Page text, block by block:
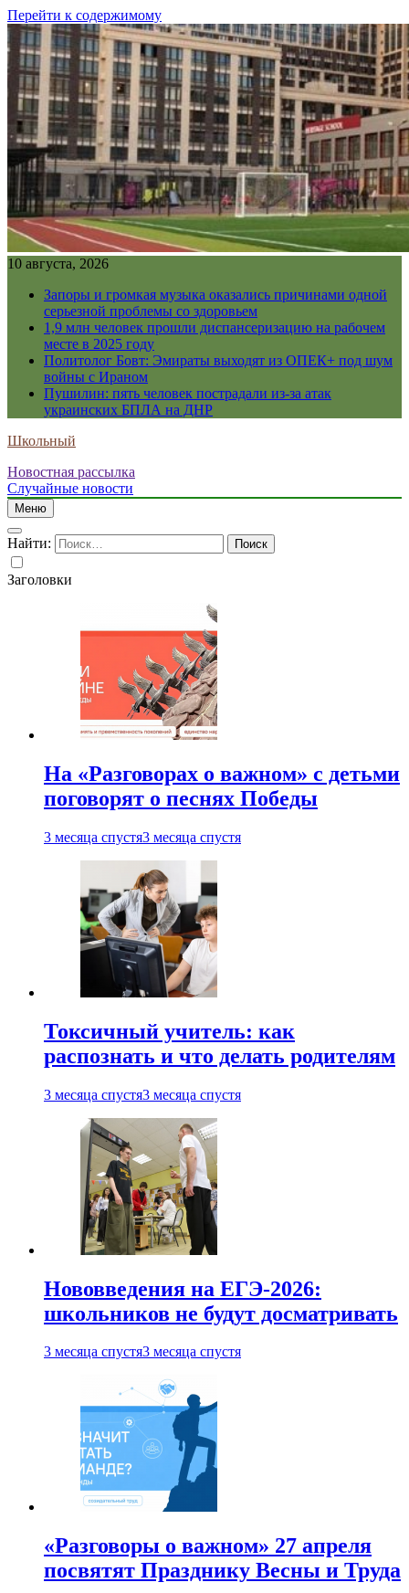
Перейти к содержимому
10 августа, 2026
Запоры и громкая музыка оказались причинами одной
серьезной проблемы со здоровьем
1,9 млн человек прошли диспансеризацию на рабочем
месте в 2025 году
Политолог Бовт: Эмираты выходят из ОПЕК+ под шум
войны с Ираном
Пушилин: пять человек пострадали из-за атак
украинских БПЛА на ДНР
Школьный
Новостная рассылка
Случайные новости
Меню
Найти:
Заголовки
На «Разговорах о важном» с детьми
поговорят о песнях Победы
3 месяца спустя3 месяца спустя
Токсичный учитель: как
распознать и что делать родителям
3 месяца спустя3 месяца спустя
Нововведения на ЕГЭ-2026:
школьников не будут досматривать
3 месяца спустя3 месяца спустя
«Разговоры о важном» 27 апреля
посвятят Празднику Весны и Труда